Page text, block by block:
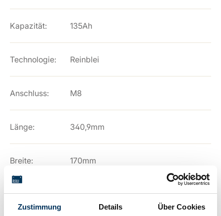
Zustimmung Details Über Cookies
Kapazität: 135Ah
Technologie: Reinblei
Anschluss: M8
Länge: 340,9mm
Breite: 170mm
Höhe: 275,7mm